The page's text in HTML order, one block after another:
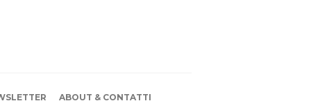
ABOUT & CONTATTI